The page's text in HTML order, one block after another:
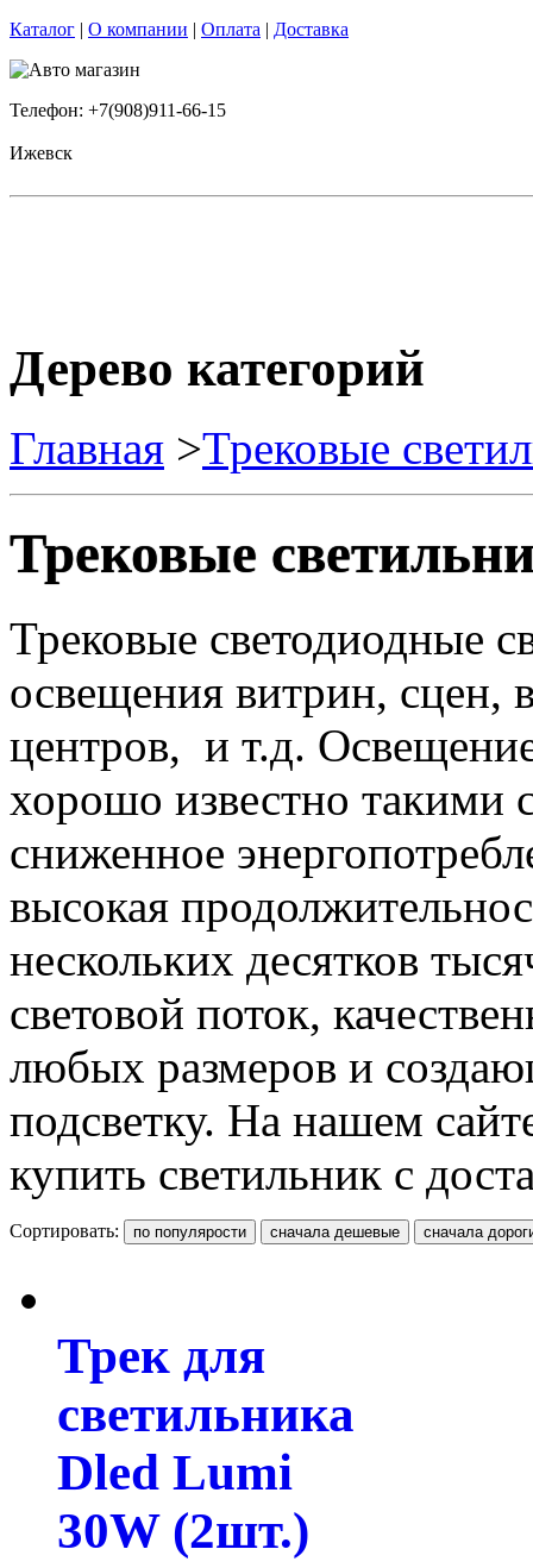
Каталог | О компании | Оплата | Доставка
Телефон: +7(908)911-66-15
Ижевск
Дерево категорий
Главная >Трековые
Трековые
Трековые светодиодные
освещения витрин, сцен,
центров, и т.д.
хорошо известно такими
сниженное
высокая
нескольких десятков
световой поток,
любых размеров и
подсветку. На нашем
купить светильник с
Сортировать:
Трек для
светильника
Dled Lumi
30W (2шт.)